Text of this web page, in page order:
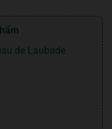
de Laubade